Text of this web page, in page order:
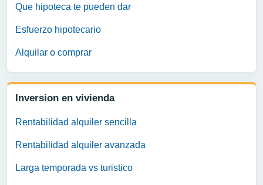
Que hipoteca te pueden dar
Esfuerzo hipotecario
Alquilar o comprar
Inversion en vivienda
Rentabilidad alquiler sencilla
Rentabilidad alquiler avanzada
Larga temporada vs turistico